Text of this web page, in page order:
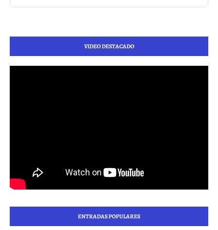
VIDEO DESTACADO
ENTRADAS POPULARES